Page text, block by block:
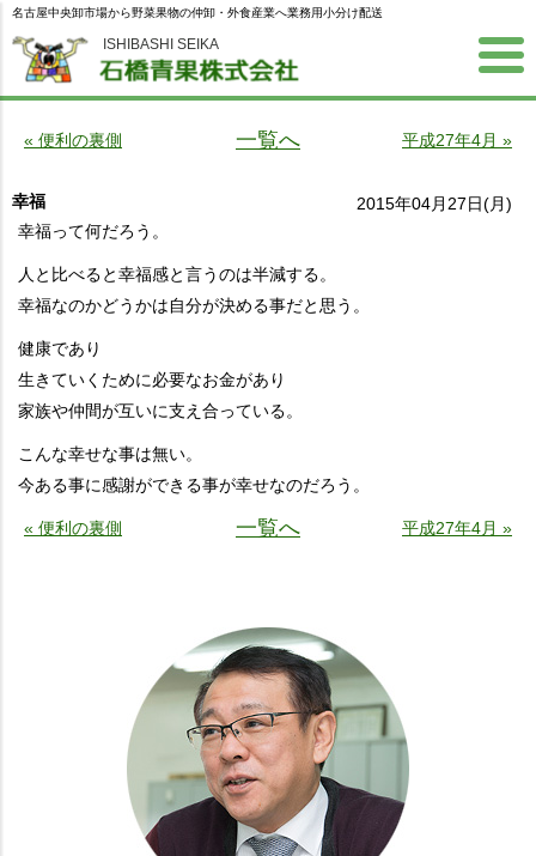
ISHIBASHI SEIKA
名古屋中央卸市場から野菜果物の仲卸・外食産業へ業務用小分け配送
« 便利の裏側 一覧へ 平成27年4月 »
幸福
2015年04月27日(月)
幸福って何だろう。
人と比べると幸福感と言うのは半減する。
幸福なのかどうかは自分が決める事だと思う。
健康であり
生きていくために必要なお金があり
家族や仲間が互いに支え合っている。
こんな幸せな事は無い。
今ある事に感謝ができる事が幸せなのだろう。
« 便利の裏側 一覧へ 平成27年4月 »